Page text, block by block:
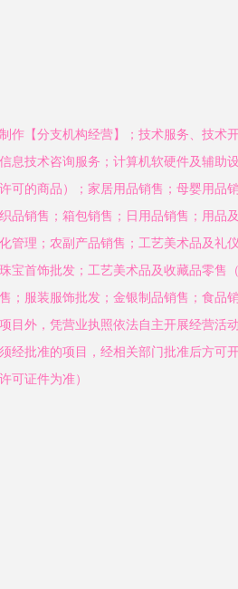
作【分支机构经营】；技术服务、技术开
息技术咨询服务；计算机软硬件及辅助
可的商品）；家居用品销售；母婴用品销
品销售；箱包销售；日用品销售；用品
管理；农副产品销售；工艺美术品及礼
宝首饰批发；工艺美术品及收藏品零售
；服装服饰批发；金银制品销售；食品
目外，凭营业执照依法自主开展经营活
经批准的项目，经相关部门批准后方可
可证件为准）